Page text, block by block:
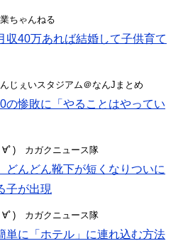
ちゃんねる
収40万あれば結婚して子供育て
じぇいスタジアム＠なんJまとめ
の惨敗に「やることはやってい
ﾟ)ゞカガクニュース隊
どんどん靴下が短くなりついに
子が出現
ﾟ)ゞカガクニュース隊
単に「ホテル」に連れ込む方法